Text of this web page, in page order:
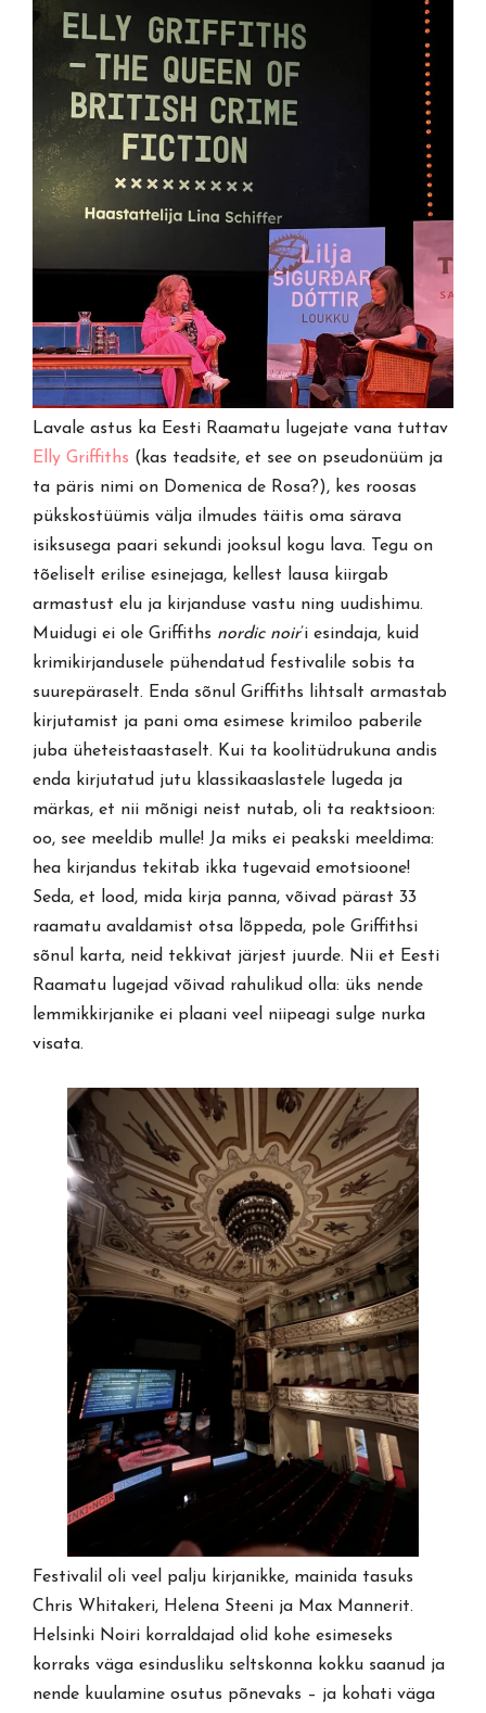
Lavale astus ka Eesti Raamatu lugejate vana tuttav
Elly Griffiths (kas teadsite, et see on pseudonüüm ja
ta päris nimi on Domenica de Rosa?), kes roosas
pükskostüümis välja ilmudes täitis oma särava
isiksusega paari sekundi jooksul kogu lava. Tegu on
tõeliselt erilise esinejaga, kellest lausa kiirgab
armastust elu ja kirjanduse vastu ning uudishimu.
Muidugi ei ole Griffiths nordic noir’i esindaja, kuid
krimikirjandusele pühendatud festivalile sobis ta
suurepäraselt. Enda sõnul Griffiths lihtsalt armastab
kirjutamist ja pani oma esimese krimiloo paberile
juba üheteistaastaselt. Kui ta koolitüdrukuna andis
enda kirjutatud jutu klassikaaslastele lugeda ja
märkas, et nii mõnigi neist nutab, oli ta reaktsioon:
oo, see meeldib mulle! Ja miks ei peakski meeldima:
hea kirjandus tekitab ikka tugevaid emotsioone!
Seda, et lood, mida kirja panna, võivad pärast 33
raamatu avaldamist otsa lõppeda, pole Griffithsi
sõnul karta, neid tekkivat järjest juurde. Nii et Eesti
Raamatu lugejad võivad rahulikud olla: üks nende
lemmikkirjanike ei plaani veel niipeagi sulge nurka
visata.
Festivalil oli veel palju kirjanikke, mainida tasuks
Chris Whitakeri, Helena Steeni ja Max Mannerit.
Helsinki Noiri korraldajad olid kohe esimeseks
korraks väga esindusliku seltskonna kokku saanud ja
nende kuulamine osutus põnevaks – ja kohati väga